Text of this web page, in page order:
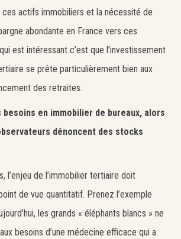
actifs immobiliers et la nécessité de
abondante en France vers ces
est intéressant c’est que l’investissement
se prête particulièrement bien aux
des retraites.
besoins en immobilier de bureaux, alors
dénoncent des stocks
l’enjeu de l’immobilier tertiaire doit
point de vue quantitatif. Prenez l’exemple
les grands « éléphants blancs » ne
besoins d’une médecine efficace qui a